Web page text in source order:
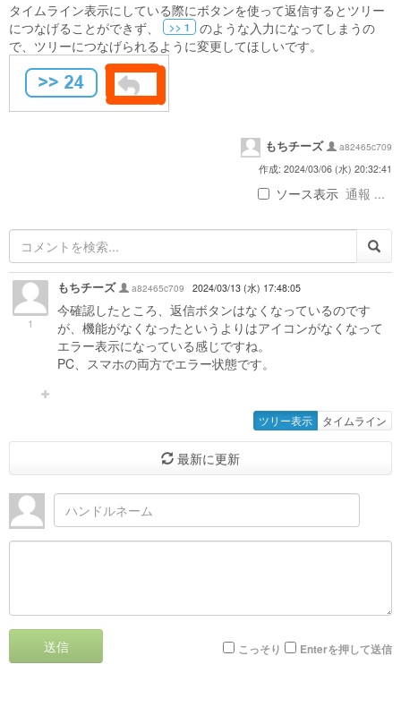
タイムライン表示にしている際にボタンを使って返信するとツリー
につなげることができず、
>> 1
のような入力になってしまうの
で、ツリーにつなげられるように変更してほしいです。
もちチーズ
a82465c709
作成: 2024/03/06 (水) 20:32:41
ソース表示 通報 ...
1
もちチーズ a82465c709 2024/03/13 (水) 17:48:05
今確認したところ、返信ボタンはなくなっているのです
が、機能がなくなったというよりはアイコンがなくなって
エラー表示になっている感じですね。
PC、スマホの両方でエラー状態です。
ツリー表示 タイムライン
最新に更新
送信 こっそり Enterを押して送信